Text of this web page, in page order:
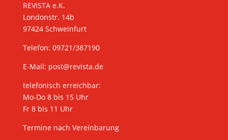
REVISTA e.K.
Londonstr. 14b
97424 Schweinfurt
Telefon: 09721/387190
E-Mail: post@revista.de
telefonisch erreichbar:
Mo-Do 8 bis 15 Uhr
Fr 8 bis 11 Uhr
Termine nach Vereinbarung